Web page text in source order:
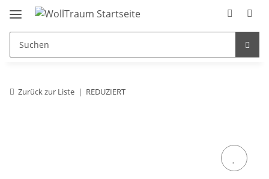
Zurück zur Liste REDUZIERT